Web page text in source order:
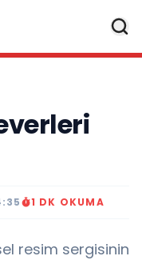
1 DK OKUMA
resim sergisinin